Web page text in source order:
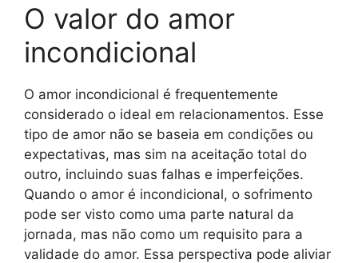
O valor do amor
incondicional
O amor incondicional é frequentemente
considerado o ideal em relacionamentos. Esse
tipo de amor não se baseia em condições ou
expectativas, mas sim na aceitação total do
outro, incluindo suas falhas e imperfeições.
Quando o amor é incondicional, o sofrimento
pode ser visto como uma parte natural da
jornada, mas não como um requisito para a
validade do amor. Essa perspectiva pode aliviar